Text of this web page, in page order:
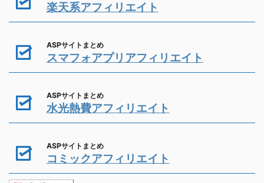
楽天系アフィリエイト
ASPサイトまとめ
スマフォアプリアフィリエイト
ASPサイトまとめ
水光熱費アフィリエイト
ASPサイトまとめ
コミックアフィリエイト